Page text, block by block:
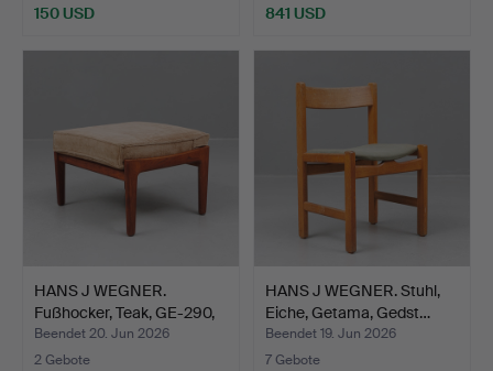
150 USD 841 USD
HANS J WEGNER.
Fußhocker, Teak, GE-290,
Ge…
Beendet 20. Jun 2026
2 Gebote
HANS J WEGNER. Stuhl,
Eiche, Getama, Gedst…
Beendet 19. Jun 2026
7 Gebote